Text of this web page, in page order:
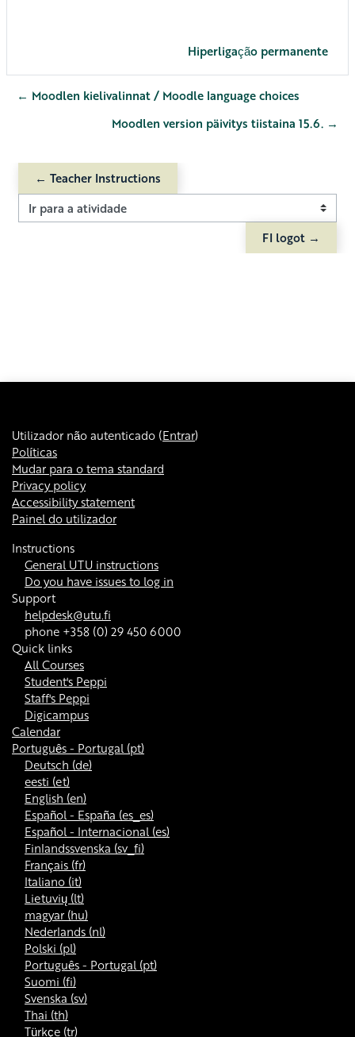
Hiperligação permanente
← Moodlen kielivalinnat / Moodle language choices
Moodlen version päivitys tiistaina 15.6. →
← Teacher Instructions
Ir para a atividade
FI logot →
Utilizador não autenticado (Entrar)
Políticas
Mudar para o tema standard
Privacy policy
Accessibility statement
Painel do utilizador
Instructions
General UTU instructions
Do you have issues to log in
Support
helpdesk@utu.fi
phone +358 (0) 29 450 6000
Quick links
All Courses
Student's Peppi
Staff's Peppi
Digicampus
Calendar
Português - Portugal ‎(pt)‎
Deutsch ‎(de)‎
eesti ‎(et)‎
English ‎(en)‎
Español - España ‎(es_es)‎
Español - Internacional ‎(es)‎
Finlandssvenska ‎(sv_fi)‎
Français ‎(fr)‎
Italiano ‎(it)‎
Lietuvių ‎(lt)‎
magyar ‎(hu)‎
Nederlands ‎(nl)‎
Polski ‎(pl)‎
Português - Portugal ‎(pt)‎
Suomi ‎(fi)‎
Svenska ‎(sv)‎
Thai ‎(th)‎
Türkçe ‎(tr)‎